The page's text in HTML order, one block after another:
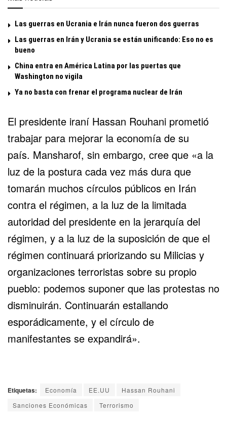
Las guerras en Ucrania e Irán nunca fueron dos guerras
Las guerras en Irán y Ucrania se están unificando: Eso no es
bueno
China entra en América Latina por las puertas que
Washington no vigila
Ya no basta con frenar el programa nuclear de Irán
El presidente iraní Hassan Rouhani prometió
trabajar para mejorar la economía de su
país. Mansharof, sin embargo, cree que «a la
luz de la postura cada vez más dura que
tomarán muchos círculos públicos en Irán
contra el régimen, a la luz de la limitada
autoridad del presidente en la jerarquía del
régimen, y a la luz de la suposición de que el
régimen continuará priorizando su Milicias y
organizaciones terroristas sobre su propio
pueblo: podemos suponer que las protestas no
disminuirán. Continuarán estallando
esporádicamente, y el círculo de
manifestantes se expandirá».
Etiquetas: Economía EE.UU
Hassan Rouhani
Sanciones Económicas
Terrorismo